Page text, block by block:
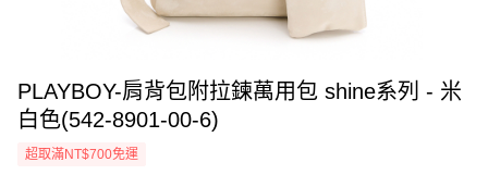
PLAYBOY-肩背包附拉鍊萬用包 shine系列 - 米
白色(542-8901-00-6)
超取滿NT$700免運